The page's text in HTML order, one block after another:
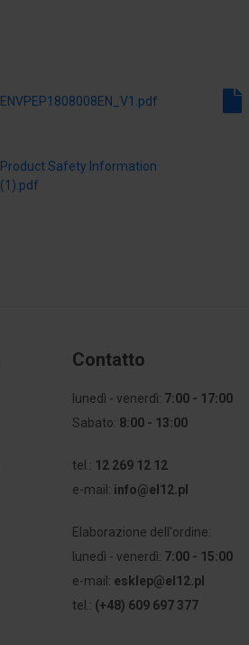
ENVPEP1808008EN_V1.pdf
Product Safety Information
(1).pdf
Contatto
lunedì - venerdì: 7:00 - 17:00
Sabato: 8:00 - 13:00
tel.: 12 269 12 12
e-mail: info@el12.pl
Elaborazione dell'ordine:
lunedì - venerdì: 7:00 - 15:00
e-mail: esklep@el12.pl
tel.: (+48) 609 697 377